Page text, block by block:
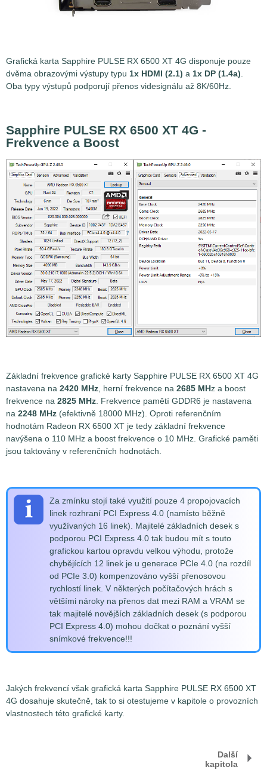
Grafická karta Sapphire PULSE RX 6500 XT 4G disponuje pouze
dvěma obrazovými výstupy typu 1x HDMI (2.1) a 1x DP (1.4a)
Oba typy výstupů podporují přenos videsignálu až 8K/60Hz.
Sapphire PULSE RX 6500 XT 4G -
Frekvence a Boost
Základní frekvence grafické karty Sapphire PULSE RX 6500 XT 4G
nastavena na 2420 MHz , herní frekvence na 2685 MHz a boost
frekvence na 2825 MHz . Frekvence pamětí GDDR6 je nastavena
na 2248 MHz (efektivně 18000 MHz). Oproti referenčním
hodnotám Radeon RX 6500 XT je tedy základní frekvence
navýšena o 110 MHz a boost frekvence o 10 MHz. Grafické paměti
jsou taktovány v referenčních hodnotách.
Za zmínku stojí také využití pouze 4 propojovacích
linek rozhraní PCI Express 4.0 (namísto běžně
využívaných 16 linek). Majitelé základních desek s
podporou PCI Express 4.0 tak budou mít s touto
grafickou kartou opravdu velkou výhodu, protože
chybějících 12 linek je u generace PCIe 4.0 (na rozdíl
od PCIe 3.0) kompenzováno vyšší přenosovou
rychlostí linek. V některých počítačových hrách s
většími nároky na přenos dat mezi RAM a VRAM se
tak majitelé novějších základních desek (s podporou
PCI Express 4.0) mohou dočkat o poznání vyšší
snímkové frekvence!!!
Jakých frekvencí však grafická karta Sapphire PULSE RX 6500 XT
4G dosahuje skutečně, tak to si otestujeme v kapitole o provozních
vlastnostech této grafické karty.
Další
kapitola